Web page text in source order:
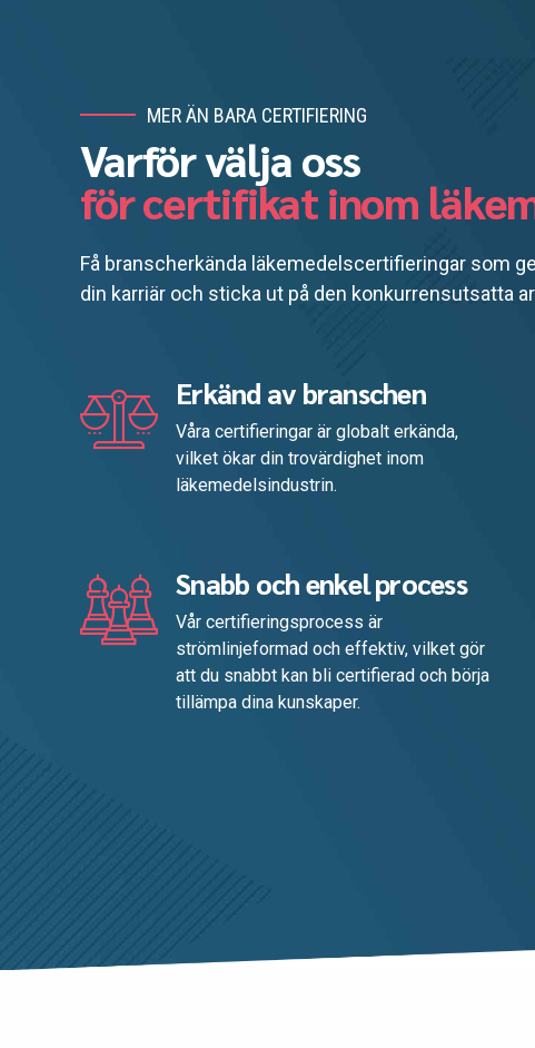
MER ÄN BARA CERTIFIERING
Varför välja oss
för certifikat inom
Få branscherkända läkemedelscertifieringar som
din karriär och sticka ut på den konkurrensutsatta
Erkänd av branschen
Våra certifieringar är globalt erkända,
vilket ökar din trovärdighet inom
läkemedelsindustrin.
Snabb och enkel process
Vår certifieringsprocess är
strömlinjeformad och effektiv, vilket gör
att du snabbt kan bli certifierad och börja
tillämpa dina kunskaper.